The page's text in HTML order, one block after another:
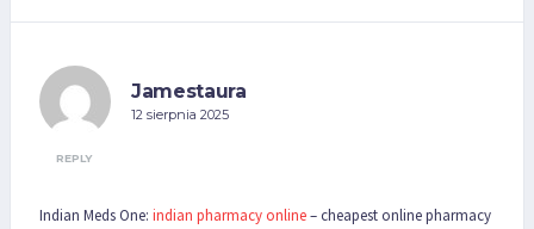
Jamestaura
12 sierpnia 2025
REPLY
Indian Meds One: indian pharmacy online– cheapest online pharmacy